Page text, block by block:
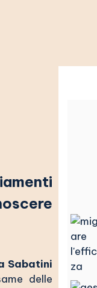
Sabatini
delle